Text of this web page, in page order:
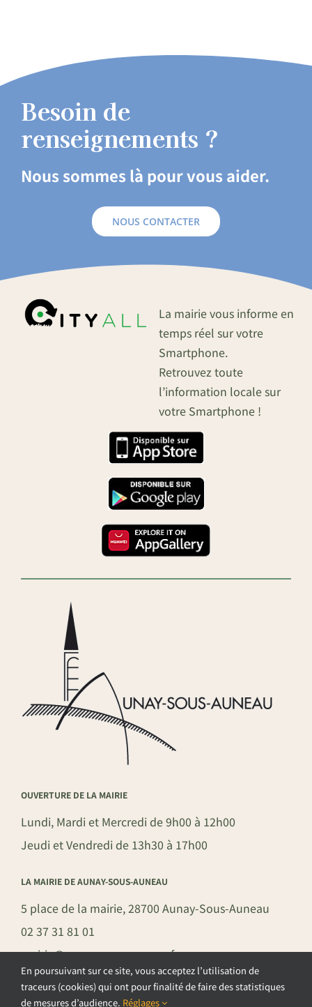
Besoin de
renseignements ?
Nous sommes là pour vous aider.
NOUS CONTACTER
La mairie vous informe en
temps réel sur votre
Smartphone.
Retrouvez toute
l’information locale sur
votre Smartphone !
OUVERTURE DE LA MAIRIE
Lundi, Mardi et Mercredi de 9h00 à 12h00
Jeudi et Vendredi de 13h30 à 17h00
LA MAIRIE DE AUNAY-SOUS-AUNEAU
5 place de la mairie, 28700 Aunay-Sous-Auneau
02 37 31 81 01
mairie@aunay-sous-auneau.fr
En poursuivant sur ce site, vous acceptez l’utilisation de
traceurs (cookies) qui ont pour finalité de faire des statistiques
de mesures d’audience. Réglages